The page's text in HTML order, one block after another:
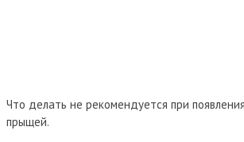
Что делать не рекомендуется при
прыщей.